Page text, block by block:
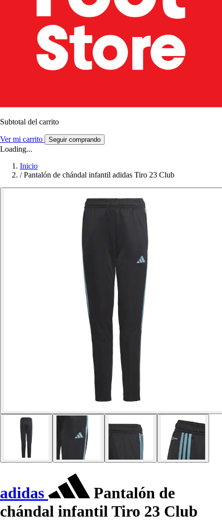
Subtotal del carrito
Ver mi carrito Seguir comprando
Loading...
Inicio
/ Pantalón de chándal infantil adidas Tiro 23 Club
adidas
Pantalón de
chándal infantil Tiro 23 Club